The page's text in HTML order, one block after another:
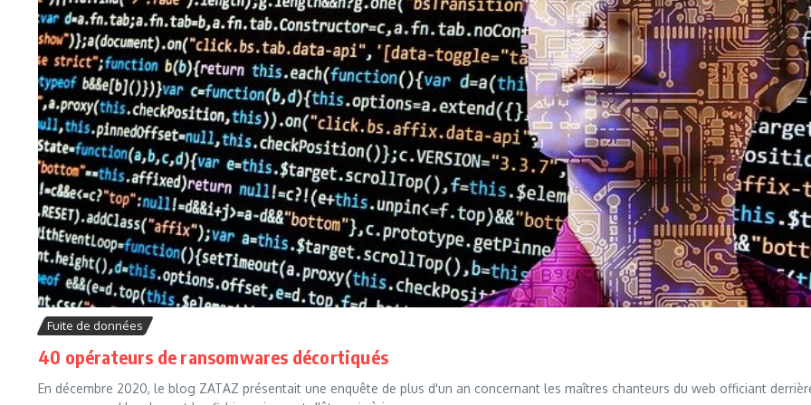
Fuite de données
40 opérateurs de ransomwares décortiqués
En décembre 2020, le blog ZATAZ présentait une enquête de plus d'un an concernant les maîtres chanteurs du web officiant